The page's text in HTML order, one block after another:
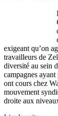
exigeant qu’on
travailleurs de
diversité au sein
campagnes
ont cours chez
mouvement
droite aux